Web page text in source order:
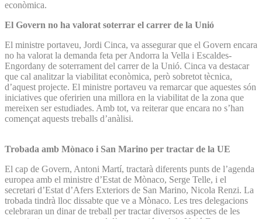
econòmica.
El Govern no ha valorat soterrar el carrer de la Unió
El ministre portaveu, Jordi Cinca, va assegurar que el Govern encara
no ha valorat la demanda feta per Andorra la Vella i Escaldes-
Engordany de soterrament del carrer de la Unió. Cinca va destacar
que cal analitzar la viabilitat econòmica, però sobretot tècnica,
d’aquest projecte. El ministre portaveu va remarcar que aquestes són
iniciatives que oferirien una millora en la viabilitat de la zona que
mereixen ser estudiades. Amb tot, va reiterar que encara no s’han
començat aquests treballs d’anàlisi.
Trobada amb Mònaco i San Marino per tractar de la UE
El cap de Govern, Antoni Martí, tractarà diferents punts de l’agenda
europea amb el ministre d’Estat de Mònaco, Serge Telle, i el
secretari d’Estat d’Afers Exteriors de San Marino, Nicola Renzi. La
trobada tindrà lloc dissabte que ve a Mònaco. Les tres delegacions
celebraran un dinar de treball per tractar diversos aspectes de les